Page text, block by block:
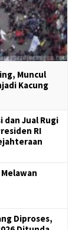
Muncul
Kacung
dan Jual Rugi
RI
Diproses,